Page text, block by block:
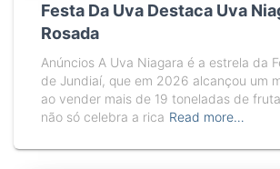
Festa Da Uva Destaca Uva
Rosada
Anúncios A Uva Niagara é a estrela da
de Jundiaí, que em 2026 alcançou um
ao vender mais de 19 toneladas de
não só celebra a rica Read more…